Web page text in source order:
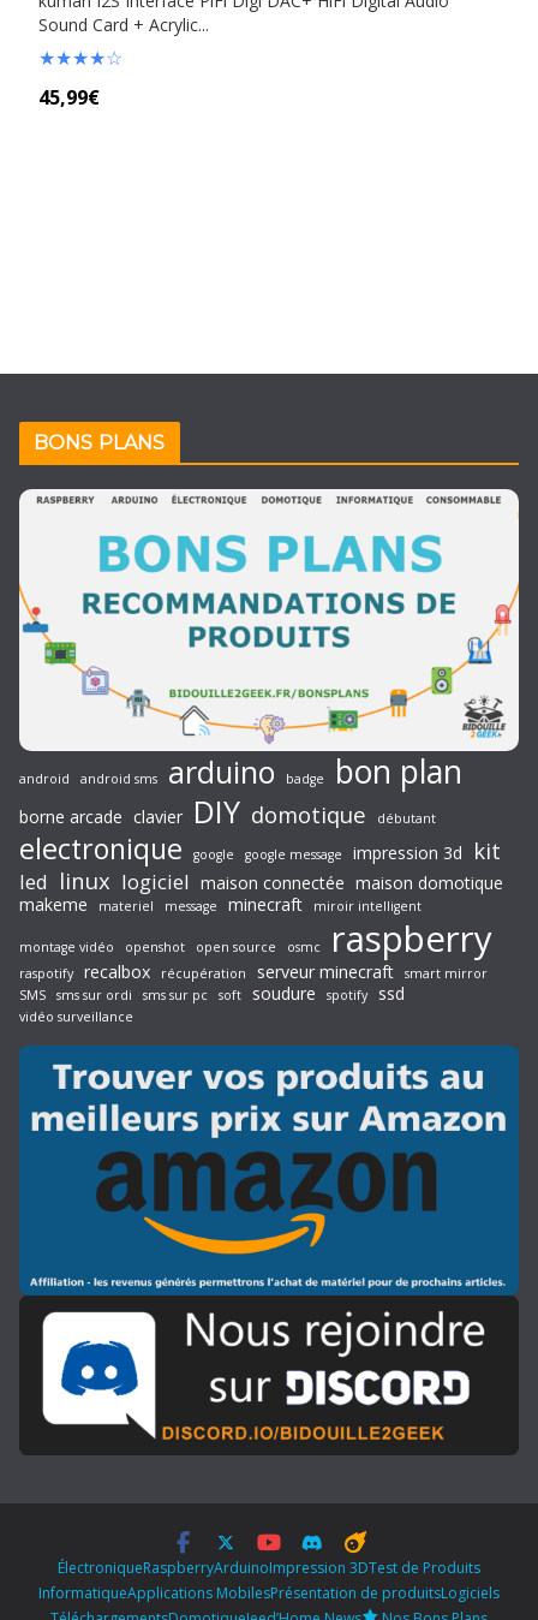
Sound Card + Acrylic...
★★★★☆
45,99€
BONS PLANS
android android sms arduino badge bon plan
borne arcade clavier DIY domotique débutant
electronique google google message impression 3d kit
led linux logiciel maison connectée maison domotique
makeme
materiel message minecraft miroir intelligent
montage vidéo openshot open source osmc raspberry
raspotify recalbox récupération serveur minecraft
smart mirror
SMS
sms sur ordi sms sur pc soft soudure spotify ssd
vidéo surveillance
ÉlectroniqueRaspberryArduinoImpression 3DTest de Produits
InformatiqueApplications MobilesPrésentation de produitsLogiciels